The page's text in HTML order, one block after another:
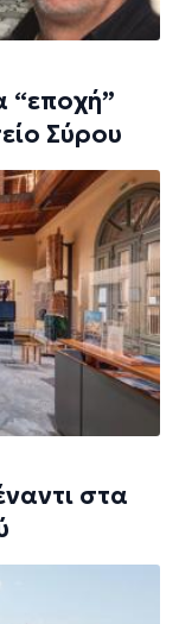
“εποχή”
Σύρου
στα